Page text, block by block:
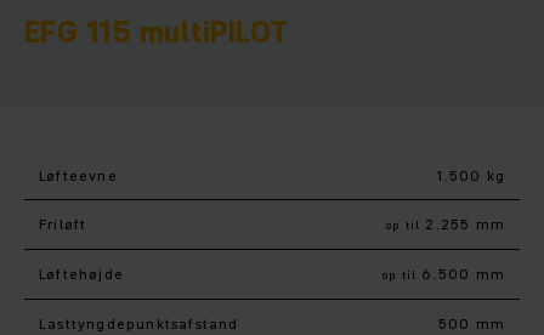
EFG 115 multiPILOT
Løfteevne 1.500 kg
Friløft op til 2.255 mm
Løftehøjde op til 6.500 mm
Lasttyngdepunktsafstand 500 mm